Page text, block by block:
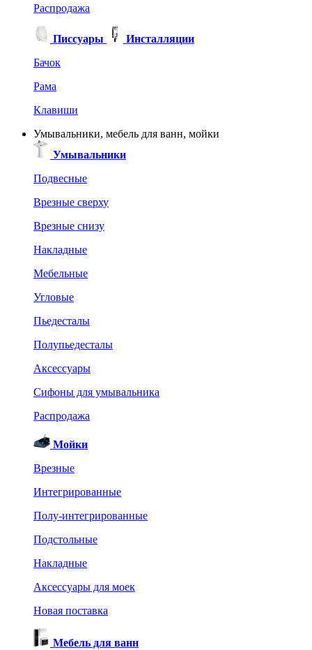
Распродажа
Писсуары
Инсталляции
Бачок
Рама
Клавиши
Умывальники, мебель для ванн, мойки
Умывальники
Подвесные
Врезные сверху
Врезные снизу
Накладные
Мебельные
Угловые
Пьедесталы
Полупьедесталы
Аксессуары
Сифоны для умывальника
Распродажа
Мойки
Врезные
Интегрированные
Полу-интегрированные
Подстольные
Накладные
Аксессуары для моек
Новая поставка
Мебель для ванн